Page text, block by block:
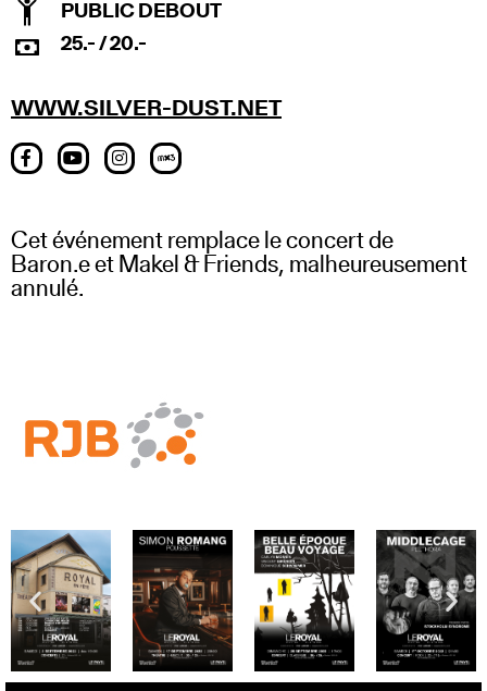
PUBLIC DEBOUT
25.- / 20.-
WWW.SILVER-DUST.NET
Cet événement remplace le concert de
Baron.e et Makel & Friends, malheureusement
annulé.